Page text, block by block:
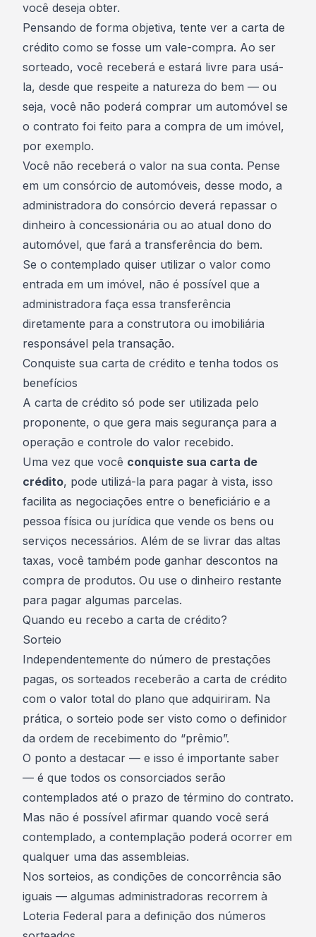
você deseja obter.
Pensando de forma objetiva, tente ver a carta de
crédito como se fosse um vale-compra. Ao ser
sorteado, você receberá e estará livre para usá-
la, desde que respeite a natureza do bem — ou
seja, você não poderá comprar um automóvel se
o contrato foi feito para a compra de um imóvel,
por exemplo.
Você não receberá o valor na sua conta. Pense
em um consórcio de automóveis, desse modo, a
administradora do consórcio deverá repassar o
dinheiro à concessionária ou ao atual dono do
automóvel, que fará a transferência do bem.
Se o contemplado quiser utilizar o valor como
entrada em um imóvel, não é possível que a
administradora faça essa transferência
diretamente para a construtora ou imobiliária
responsável pela transação.
Conquiste sua carta de crédito e tenha todos os
benefícios
A carta de crédito só pode ser utilizada pelo
proponente, o que gera mais segurança para a
operação e controle do valor recebido.
Uma vez que você conquiste sua carta de
crédito, pode utilizá-la para pagar à vista, isso
facilita as negociações entre o beneficiário e a
pessoa física ou jurídica que vende os bens ou
serviços necessários. Além de se livrar das altas
taxas, você também pode ganhar descontos na
compra de produtos. Ou use o dinheiro restante
para pagar algumas parcelas.
Quando eu recebo a carta de crédito?
Sorteio
Independentemente do número de prestações
pagas, os sorteados receberão a carta de crédito
com o valor total do plano que adquiriram. Na
prática, o sorteio pode ser visto como o definidor
da ordem de recebimento do “prêmio”.
O ponto a destacar — e isso é importante saber
— é que todos os consorciados serão
contemplados até o prazo de término do contrato.
Mas não é possível afirmar quando você será
contemplado, a contemplação poderá ocorrer em
qualquer uma das assembleias.
Nos sorteios, as condições de concorrência são
iguais — algumas administradoras recorrem à
Loteria Federal para a definição dos números